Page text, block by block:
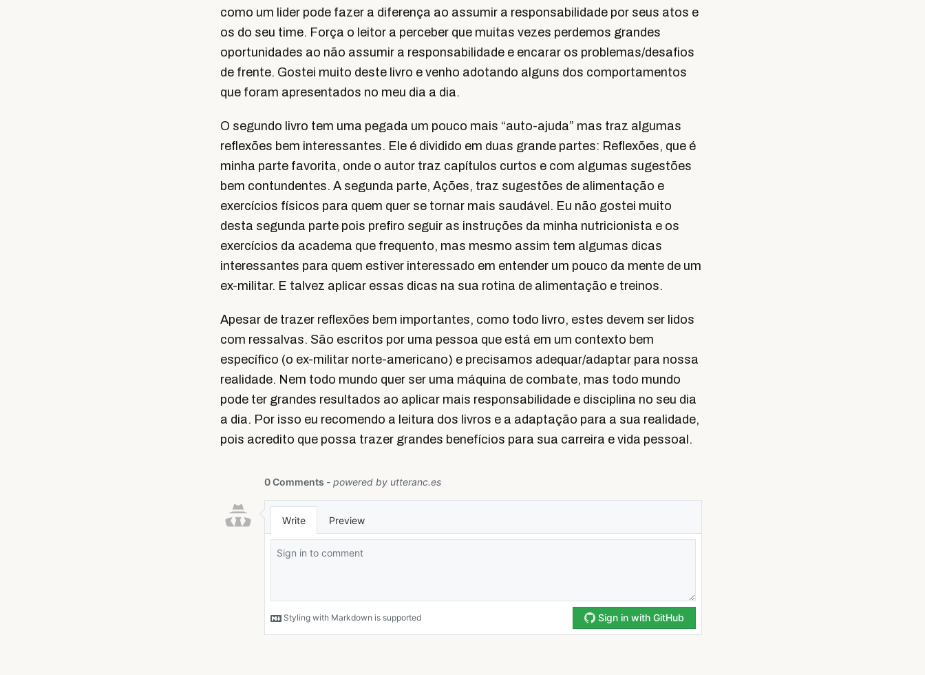
como um lider pode fazer a diferença ao assumir a responsabilidade por seus atos e
os do seu time. Força o leitor a perceber que muitas vezes perdemos grandes
oportunidades ao não assumir a responsabilidade e encarar os problemas/desafios
de frente. Gostei muito deste livro e venho adotando alguns dos comportamentos
que foram apresentados no meu dia a dia.
O segundo livro tem uma pegada um pouco mais “auto-ajuda” mas traz algumas
reflexões bem interessantes. Ele é dividido em duas grande partes: Reflexões, que é
minha parte favorita, onde o autor traz capítulos curtos e com algumas sugestões
bem contundentes. A segunda parte, Ações, traz sugestões de alimentação e
exercícios físicos para quem quer se tornar mais saudável. Eu não gostei muito
desta segunda parte pois prefiro seguir as instruções da minha nutricionista e os
exercícios da academa que frequento, mas mesmo assim tem algumas dicas
interessantes para quem estiver interessado em entender um pouco da mente de um
ex-militar. E talvez aplicar essas dicas na sua rotina de alimentação e treinos.
Apesar de trazer reflexões bem importantes, como todo livro, estes devem ser lidos
com ressalvas. São escritos por uma pessoa que está em um contexto bem
específico (o ex-militar norte-americano) e precisamos adequar/adaptar para nossa
realidade. Nem todo mundo quer ser uma máquina de combate, mas todo mundo
pode ter grandes resultados ao aplicar mais responsabilidade e disciplina no seu dia
a dia. Por isso eu recomendo a leitura dos livros e a adaptação para a sua realidade,
pois acredito que possa trazer grandes benefícios para sua carreira e vida pessoal.